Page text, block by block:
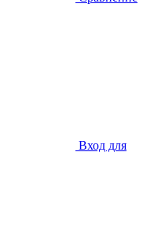
Вход для